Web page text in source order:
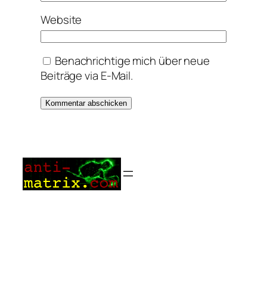
Website
Benachrichtige mich über neue
Beiträge via E-Mail.